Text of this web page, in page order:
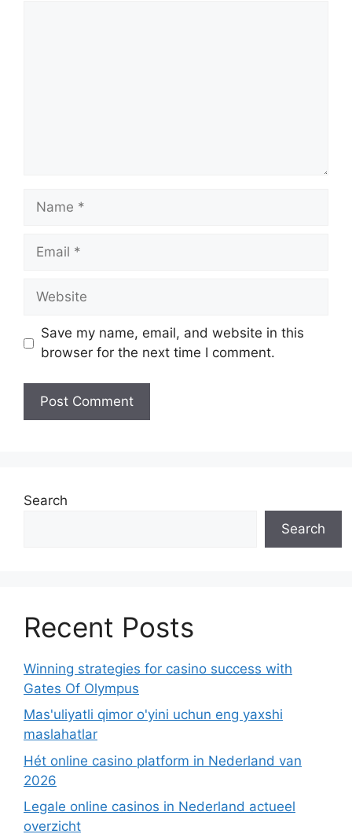
Name
Email
Website
Save my name, email, and website in this
browser for the next time I comment.
Search
Search
Recent Posts
Winning strategies for casino success with
Gates Of Olympus
Mas'uliyatli qimor o'yini uchun eng yaxshi
maslahatlar
Hét online casino platform in Nederland van
2026
Legale online casinos in Nederland actueel
overzicht